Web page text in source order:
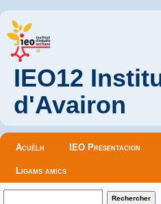
IEO12
d'Avairon
Menu principal
Acuèlh IEO Presentacion
Ligams amics
Formulaire de recherche